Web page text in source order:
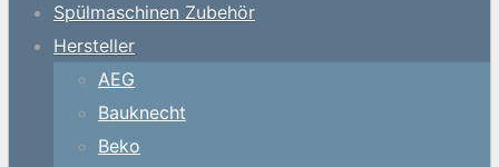
Spülmaschinen Zubehör
Hersteller
AEG
Bauknecht
Beko